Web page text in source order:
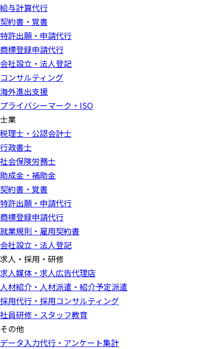
給与計算代行
契約書・覚書
特許出願・申請代行
商標登録申請代行
会社設立・法人登記
コンサルティング
海外進出支援
プライバシーマーク・ISO
士業
税理士・公認会計士
行政書士
社会保険労務士
助成金・補助金
契約書・覚書
特許出願・申請代行
商標登録申請代行
就業規則・雇用契約書
会社設立・法人登記
求人・採用・研修
求人媒体・求人広告代理店
人材紹介・人材派遣・紹介予定派遣
採用代行・採用コンサルティング
社員研修・スタッフ教育
その他
データ入力代行・アンケート集計